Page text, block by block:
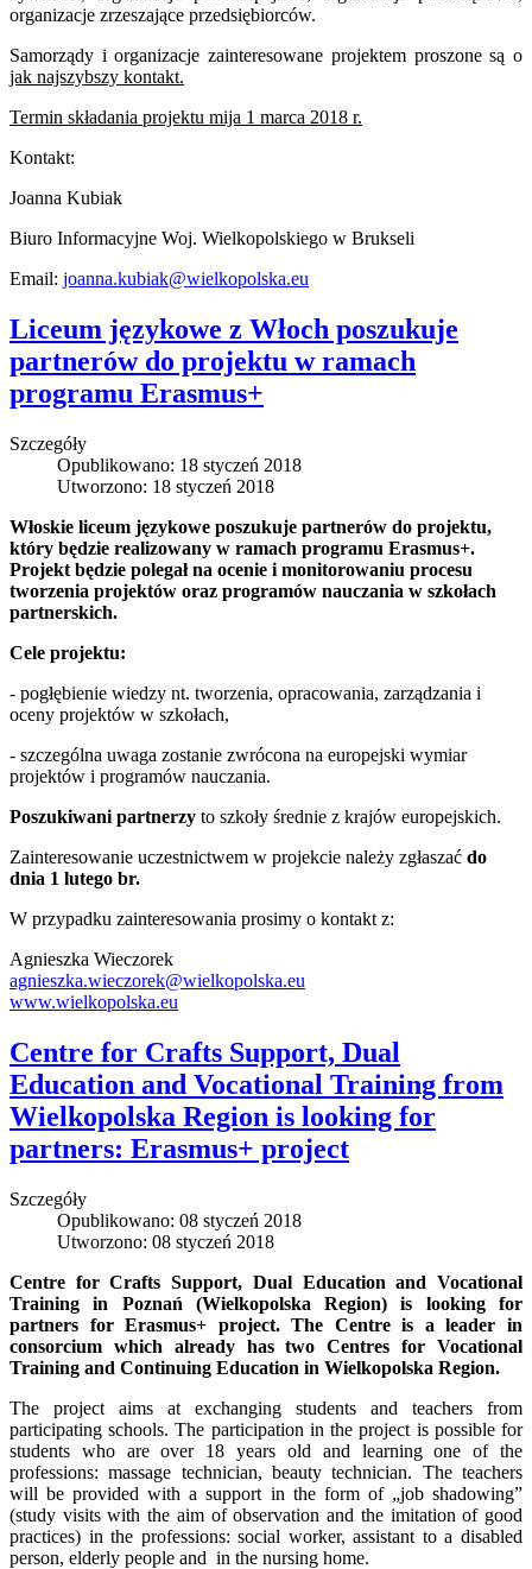
organizacje zrzeszające przedsiębiorców.
Samorządy i organizacje zainteresowane projektem proszone są o
jak najszybszy kontakt.
Termin składania projektu mija 1 marca 2018 r.
Kontakt:
Joanna Kubiak
Biuro Informacyjne Woj. Wielkopolskiego w Brukseli
Email: joanna.kubiak@wielkopolska.eu
Liceum językowe z Włoch poszukuje
partnerów do projektu w ramach
programu Erasmus+
Szczegóły
Opublikowano: 18 styczeń 2018
Utworzono: 18 styczeń 2018
Włoskie liceum językowe poszukuje partnerów do projektu,
który będzie realizowany w ramach programu Erasmus+.
Projekt będzie polegał na ocenie i monitorowaniu procesu
tworzenia projektów oraz programów nauczania w szkołach
partnerskich.
Cele projektu:
- pogłębienie wiedzy nt. tworzenia, opracowania, zarządzania i
oceny projektów w szkołach,
- szczególna uwaga zostanie zwrócona na europejski wymiar
projektów i programów nauczania.
Poszukiwani partnerzy to szkoły średnie z krajów europejskich.
Zainteresowanie uczestnictwem w projekcie należy zgłaszać do
dnia 1 lutego br.
W przypadku zainteresowania prosimy o kontakt z:
Agnieszka Wieczorek
agnieszka.wieczorek@wielkopolska.eu
www.wielkopolska.eu
Centre for Crafts Support, Dual
Education and Vocational Training from
Wielkopolska Region is looking for
partners: Erasmus+ project
Szczegóły
Opublikowano: 08 styczeń 2018
Utworzono: 08 styczeń 2018
Centre for Crafts Support, Dual Education and Vocational
Training in Poznań (Wielkopolska Region) is looking for
partners for Erasmus+ project. The Centre is a leader in
consorcium which already has two Centres for Vocational
Training and Continuing Education in Wielkopolska Region.
The project aims at exchanging students and teachers from
participating schools. The participation in the project is possible for
students who are over 18 years old and learning one of the
professions: massage technician, beauty technician. The teachers
will be provided with a support in the form of „job shadowing”
(study visits with the aim of observation and the imitation of good
practices) in the professions: social worker, assistant to a disabled
person, elderly people and in the nursing home.